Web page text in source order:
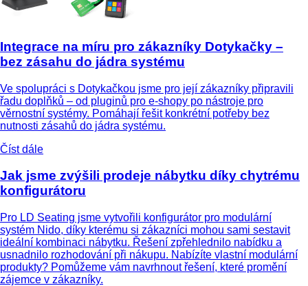
Integrace na míru pro zákazníky Dotykačky –
bez zásahu do jádra systému
Ve spolupráci s Dotykačkou jsme pro její zákazníky připravili
řadu doplňků – od pluginů pro e-shopy po nástroje pro
věrnostní systémy. Pomáhají řešit konkrétní potřeby bez
nutnosti zásahů do jádra systému.
Číst dále
Jak jsme zvýšili prodeje nábytku díky chytrému
konfigurátoru
Pro LD Seating jsme vytvořili konfigurátor pro modulární
systém Nido, díky kterému si zákazníci mohou sami sestavit
ideální kombinaci nábytku. Řešení zpřehlednilo nabídku a
usnadnilo rozhodování při nákupu. Nabízíte vlastní modulární
produkty? Pomůžeme vám navrhnout řešení, které promění
zájemce v zákazníky.